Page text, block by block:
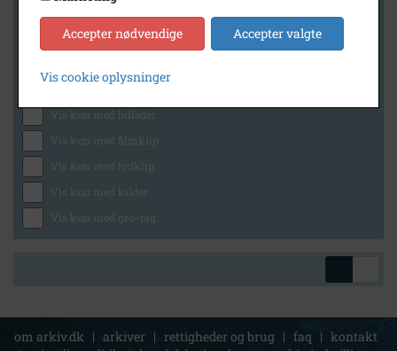
Generelt
Vis kun med billeder
Vis kun med filmklip
Vis kun med lydklip
Vis kun med kilder
Vis kun med geo-tag
om arkiv.dk | arkiver | rettigheder og brug | faq | kontakt
Accepter nødvendige Accepter valgte
Vis cookie oplysninger